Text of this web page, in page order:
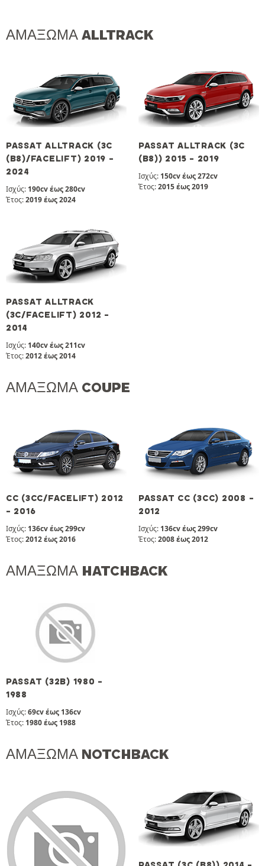
ΑΜΆΞΩΜΑ ALLTRACK
PASSAT ALLTRACK (3C
(B8)/FACELIFT) 2019 -
2024
Ισχύς: 190cv έως 280cv
Έτος:2019 έως 2024
PASSAT ALLTRACK (3C
(B8)) 2015 - 2019
Ισχύς: 150cv έως 272cv
Έτος:2015 έως 2019
PASSAT ALLTRACK
(3C/FACELIFT) 2012 -
2014
Ισχύς: 140cv έως 211cv
Έτος:2012 έως 2014
ΑΜΆΞΩΜΑ COUPE
CC (3CC/FACELIFT) 2012
- 2016
Ισχύς: 136cv έως 299cv
Έτος:2012 έως 2016
PASSAT CC (3CC) 2008 -
2012
Ισχύς: 136cv έως 299cv
Έτος:2008 έως 2012
ΑΜΆΞΩΜΑ HATCHBACK
PASSAT (32B) 1980 -
1988
Ισχύς:69cv έως 136cv
Έτος: 1980 έως 1988
ΑΜΆΞΩΜΑ NOTCHBACK